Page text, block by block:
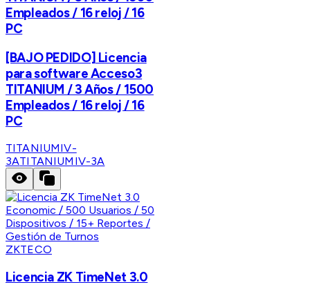
Empleados / 16 reloj / 16
PC
[BAJO PEDIDO] Licencia
para software Acceso3
TITANIUM / 3 Años / 1500
Empleados / 16 reloj / 16
PC
TITANIUMIV-
3ATITANIUMIV-3A
ZKTECO
Licencia ZK TimeNet 3.0